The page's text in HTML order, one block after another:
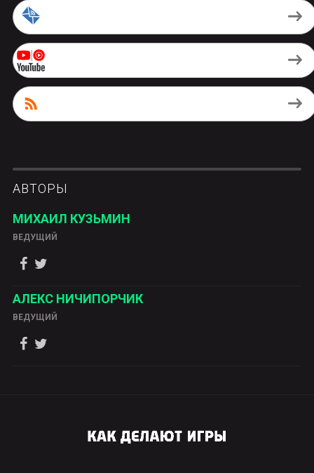
АВТОРЫ
МИХАИЛ КУЗЬМИН
ВЕДУЩИЙ
АЛЕКС НИЧИПОРЧИК
ВЕДУЩИЙ